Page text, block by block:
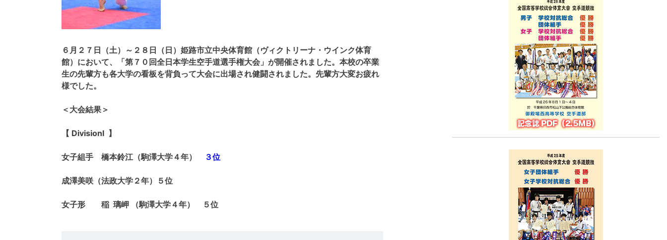
６月２７日（土）～２８日（日）姫路市立中央体育館（ヴィクトリーナ・ウインク体育
館）において、「第７０回全日本学生空手道選手権大会」が開催されました。本校の卒業
生の先輩方も各大学の看板を背負って大会に出場され健闘されました。先輩方大変お疲れ
様でした。
＜大会結果＞
【 DivisionⅠ 】
女子組手 橋本鈴江（駒澤大学４年） ３位
成澤美咲（法政大学２年）５位
女子形 稲 璃岬 （駒澤大学４年） ５位